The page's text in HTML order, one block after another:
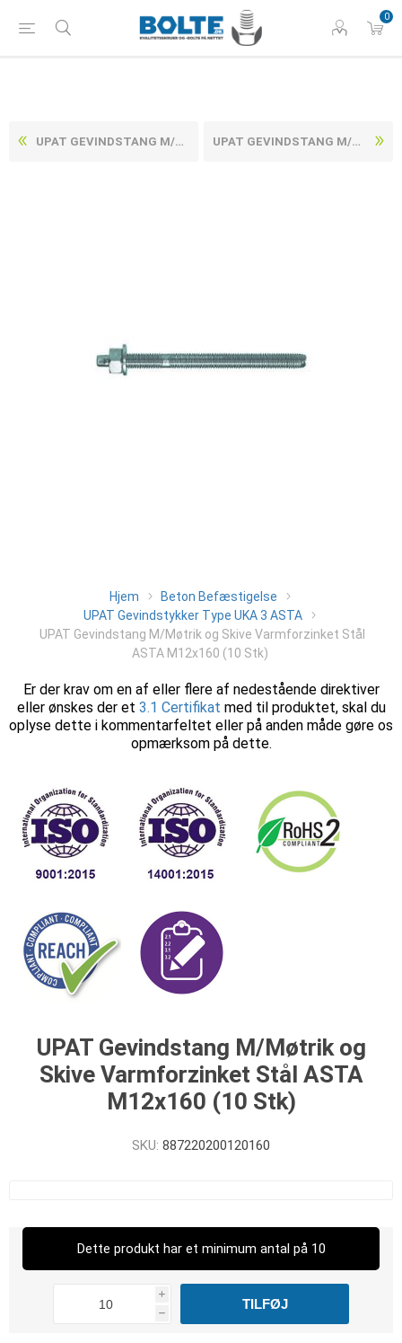
0
UPAT GEVINDSTANG M/MØTRIK OG SKIVE VARMFORZINKET STÅL ASTA M10X130 (10 STK) UPAT GEVINDSTANG M/MØTRIK OG SKIVE VARMFORZINKET STÅL ASTA M16X190 (10 STK)
Hjem
Beton Befæstigelse
UPAT Gevindstykker Type UKA 3 ASTA
UPAT Gevindstang M/Møtrik og Skive Varmforzinket Stål
ASTA M12x160 (10 Stk)
Er der krav om en af eller flere af nedestående direktiver
eller ønskes der et 3.1 Certifikat med til produktet, skal du
oplyse dette i kommentarfeltet eller på anden måde gøre os
opmærksom på dette.
UPAT Gevindstang M/Møtrik og
Skive Varmforzinket Stål ASTA
M12x160 (10 Stk)
SKU: 887220200120160
Dette produkt har et minimum antal på 10
i
h